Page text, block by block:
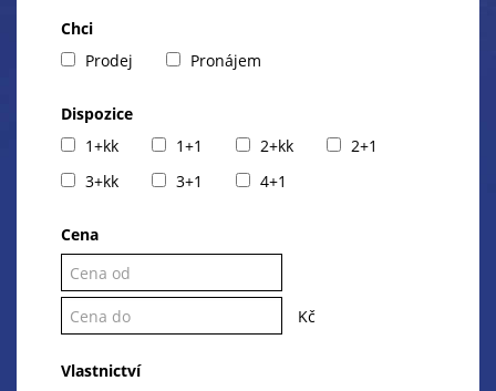
Chci
Prodej
Pronájem
Dispozice
1+kk
1+1 2+kk
2+1
3+kk
3+1 4+1
Cena
Kč
Vlastnictví